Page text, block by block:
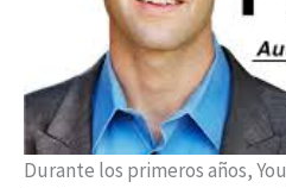
Durante los primeros años,